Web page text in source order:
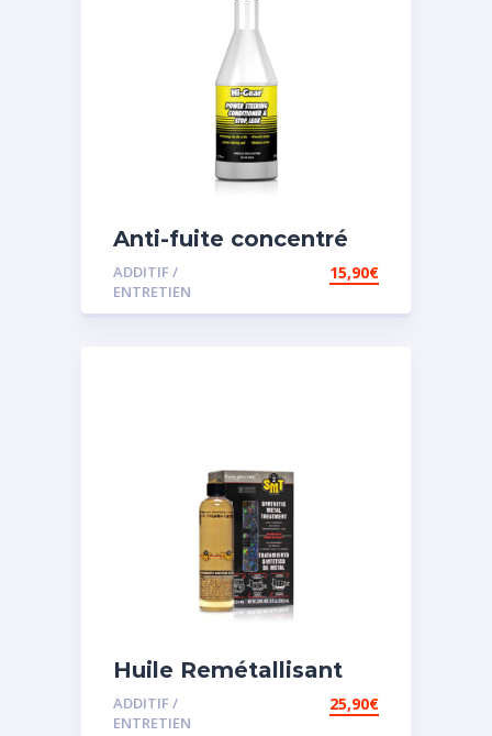
Anti-fuite concentré
pour direction
assistée
ADDITIF /
ENTRETIEN
15,90€
Huile Remétallisant
Moteur SMT2
ADDITIF /
ENTRETIEN
25,90€